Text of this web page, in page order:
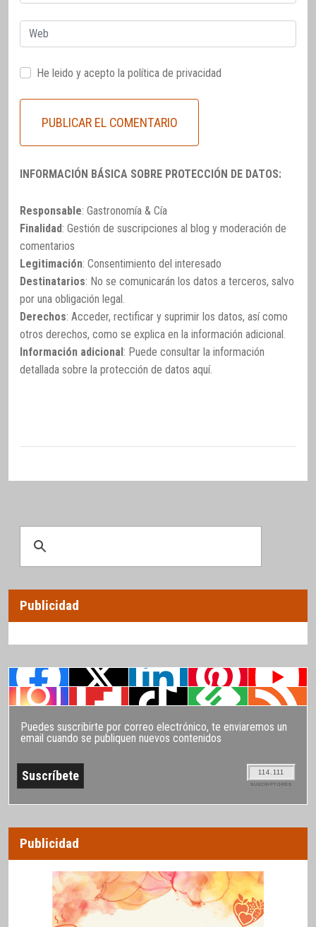
electrónico
Web
He leido y acepto la política de privacidad
INFORMACIÓN BÁSICA SOBRE PROTECCIÓN DE DATOS:
Responsable: Gastronomía & Cía
Finalidad: Gestión de suscripciones al blog y moderación de
comentarios
Legitimación: Consentimiento del interesado
Destinatarios: No se comunicarán los datos a terceros, salvo
por una obligación legal.
Derechos: Acceder, rectificar y suprimir los datos, así como
otros derechos, como se explica en la información adicional.
Información adicional : Puede consultar la información
detallada sobre la protección de datos aquí.
Publicidad
Puedes suscribirte por correo electrónico, te enviaremos un
email cuando se publiquen nuevos contenidos
114.111
SUSCRIPTORES
Publicidad